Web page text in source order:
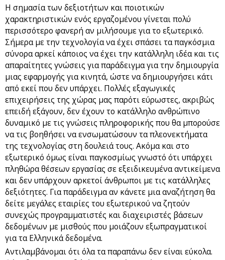
Η σημασία των δεξιοτήτων και ποιοτικών
χαρακτηριστικών ενός εργαζομένου γίνεται πολύ
περισσότερο φανερή αν μιλήσουμε για το εξωτερικό.
Σήμερα με την τεχνολογία να έχει σπάσει τα παγκόσμια
σύνορα αρκεί κάποιος να έχει την κατάλληλη ιδέα και τις
απαραίτητες γνώσεις για παράδειγμα για την δημιουργία
μιας εφαρμογής για κινητά, ώστε να δημιουργήσει κάτι
από εκεί που δεν υπάρχει. Πολλές εξαγωγικές
επιχειρήσεις της χώρας μας παρότι εύρωστες, ακριβώς
επειδή εξάγουν, δεν έχουν το κατάλληλο ανθρώπινο
δυναμικό με τις γνώσεις πληροφορικής που θα μπορούσε
να τις βοηθήσει να ενσωματώσουν τα πλεονεκτήματα
της τεχνολογίας στη δουλειά τους. Ακόμα και στο
εξωτερικό όμως είναι παγκοσμίως γνωστό ότι υπάρχει
πληθώρα θέσεων εργασίας σε εξειδικευμένα αντικείμενα
και δεν υπάρχουν αρκετοί άνθρωποι με τις κατάλληλες
δεξιότητες. Για παράδειγμα αν κάνετε μια αναζήτηση θα
δείτε μεγάλες εταιρίες του εξωτερικού να ζητούν
συνεχώς προγραμματιστές και διαχειριστές βάσεων
δεδομένων με μισθούς που μοιάζουν εξωπραγματικοί
για τα Ελληνικά δεδομένα.
Αντιλαμβάνομαι ότι όλα τα παραπάνω δεν είναι εύκολα.